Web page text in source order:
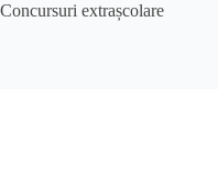
Concursuri extrașcolare